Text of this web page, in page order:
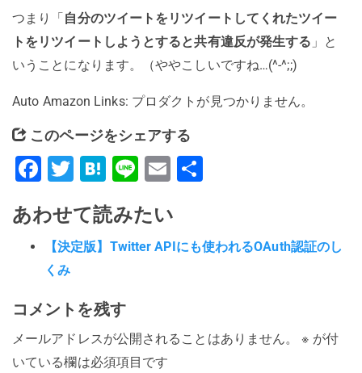
つまり「自分のツイートをリツイートしてくれたツイー
トをリツイートしようとすると共有違反が発生する 」と
いうことになります。（ややこしいですね…(^-^;;)
Auto Amazon Links: プロダクトが見つかりません。
このページをシェアする
Facebook
Twitter
Hatena
LineEmail
あわせて読みたい
【決定版】Twitter APIにも使われるOAuth認証のし
くみ
コメントを残す
メールアドレスが公開されることはありません。 ※ が付
いている欄は必須項目です